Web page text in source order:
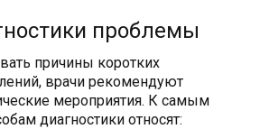
проблемы
причины коротких
врачи рекомендуют
мероприятия. К самым
диагностики относят: